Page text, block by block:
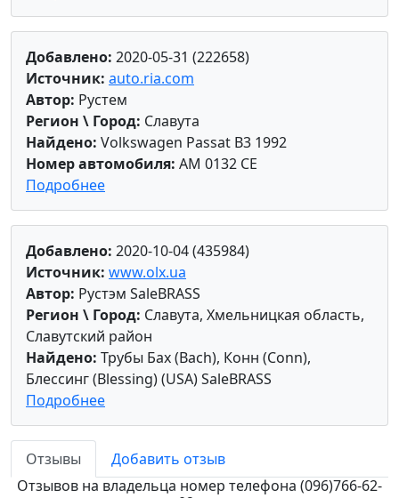
Добавлено: 2020-05-31 (222658)
Источник: auto.ria.com
Автор: Рустем
Регион \ Город: Славута
Найдено: Volkswagen Passat B3 1992
Номер автомобиля: AM 0132 CE
Подробнее
Добавлено: 2020-10-04 (435984)
Источник: www.olx.ua
Автор: Рустэм SaleBRASS
Регион \ Город: Славута, Хмельницкая область,
Славутский район
Найдено: Трубы Бах (Bach), Конн (Conn),
Блессинг (Blessing) (USA) SaleBRASS
Подробнее
Отзывы
Добавить отзыв
Отзывов на владельца номер телефона (096)766-62-